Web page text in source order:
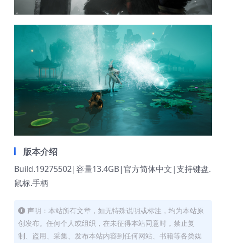
版本介绍
Build.19275502|容量13.4GB|官方简体中文|支持键盘.
鼠标.手柄
声明：本站所有文章，如无特殊说明或标注，均为本站原
创发布。任何个人或组织，在未征得本站同意时，禁止复
制、盗用、采集、发布本站内容到任何网站、书籍等各类媒